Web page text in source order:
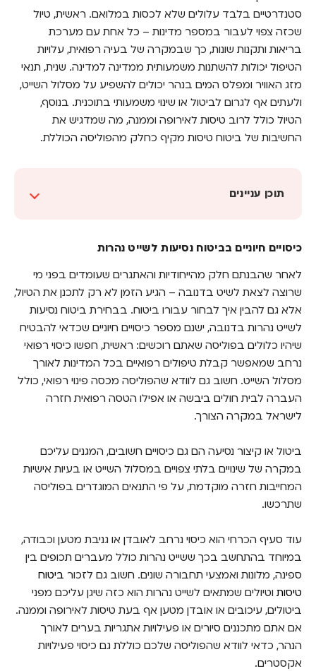
סטנדרטיים בלבד עלולים שלא לכסות במלואם. ראשית, טיול
שכזה צפוי לעבור במספר מדינות – כל אחת עם מערכת
בריאות ותקנות שונות, כך שבמקרה של בעיה רפואית, עלויות
הטיפול יכולות להשתנות משמעותית ממדינה למדינה. שנית, תנאי
מזג האוויר ומפלס המים בנהר יכולים להשפיע על מסלול השייט,
ולעתים אף לגרום לביטול או שינוי משמעותי בתוכנית. בנוסף,
הטיול כולל לרוב טיסות לאירופה וממנה, מה שמדגיש את
החשיבות של ביטוח טיסות מקיף כחלק מהפוליסה הכוללת.
תוכן עניינים
למה חשוב לשים לב כשבוחרים ביטוח נסיעות
הפלגה בטוחה ומהנה בדנובה – רק עם ביטוח
שמוצאים ב-Bestie!
כיסויים חיוניים בביטוח נסיעות לשייט נהרות
לאחר שהבנתם חלק מהייחודיות והאתגרים שעומדים בפני מי
שרוצה לצאת לשיט בדנובה – הגיע הזמן לא רק לתכנן את הטיול,
אלא גם להבין איך לבחור עבורו ביטוח. בבחירת ביטוח נסיעות
לשייט נהרות בדנובה, ישנם מספר כיסויים חיוניים שכדאי להבטיח
שיהיו כלולים בפוליסה שאתם רוכשים: ראשית, חפשו כיסוי רפואי
נרחב שמאפשר קבלת טיפולים רפואיים בכל המדינות לאורך
מסלול השייט. חשוב גם לוודא שהפוליסה מכסה פינוי רפואי, כולל
העברה לבית חולים ביבשה או אפילו הטסה רפואית חזרה
לישראל במקרה הצורך.
ביטול או קיצור נסיעה הם גם כיסויים חשובים, המגנים עליכם
במקרה של שינויים בלתי צפויים במסלול השייט או בעיות אישיות
המחייבות חזרה מוקדמת, על פי התנאים המוגדרים בפוליסה
שתרכשו.
עוד סעיף הכרחי הוא כיסוי נרחב לאובדן או גניבת מטען וכבודה,
במיוחד בהתחשב בכך ששייט נהרות כולל מעברים תכופים בין
ספינה, מלונות ואמצעי תחבורה שונים. חשוב גם לזכור ביטוח
טיסות וטיולים שמתאים לשייט נהרות הוא כזה שיגן עליכם מפני
ביטולים, עיכובים או אובדן מטען אף בעת טיסות לאירופה וממנה.
אם אתם מתכננים סיורים או פעילויות אתגריות בערים לאורך
הנהר, כדאי לוודא שהפוליסה שלכם כוללת גם כיסוי פעילויות
אקסטרים.